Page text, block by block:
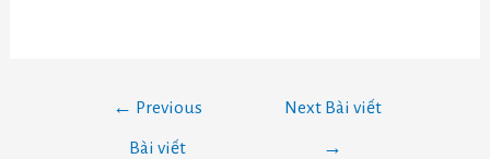
← Previous
Bài viết
Next Bài viết
→